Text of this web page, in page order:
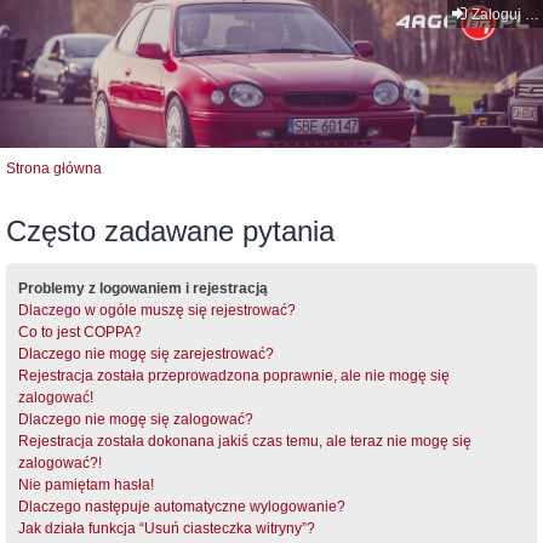
Zaloguj się
Strona główna
Często zadawane pytania
Problemy z logowaniem i rejestracją
Dlaczego w ogóle muszę się rejestrować?
Co to jest COPPA?
Dlaczego nie mogę się zarejestrować?
Rejestracja została przeprowadzona poprawnie, ale nie mogę się
zalogować!
Dlaczego nie mogę się zalogować?
Rejestracja została dokonana jakiś czas temu, ale teraz nie mogę się
zalogować?!
Nie pamiętam hasła!
Dlaczego następuje automatyczne wylogowanie?
Jak działa funkcja “Usuń ciasteczka witryny”?